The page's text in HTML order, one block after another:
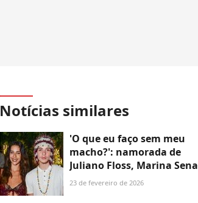
Notícias similares
'O que eu faço sem meu
macho?': namorada de
Juliano Floss, Marina Sena
pede visita íntima no 'BBB
23 de fevereiro de 2026